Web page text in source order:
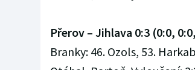
Přerov – Jihlava 0:3 (0:0,
Branky: 46. Ozols, 53.